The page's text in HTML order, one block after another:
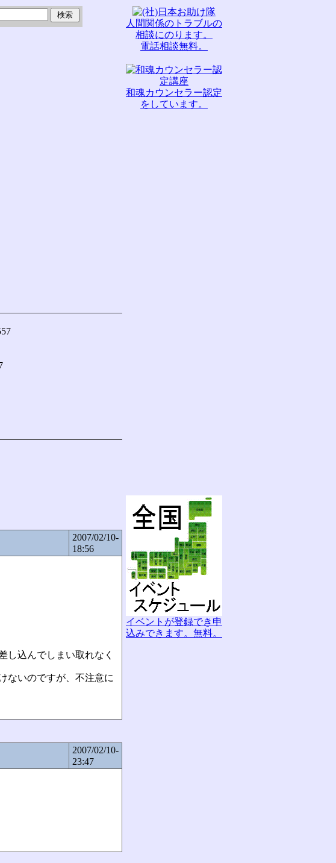
2007/02/10-
18:56
し込んでしまい取れなく
ないのですが、不注意に
2007/02/10-
23:47
人間関係のトラブルの
相談にのります。
電話相談無料。
和魂カウンセラー認定
をしています。
イベントが登録でき申
込みできます。無料。